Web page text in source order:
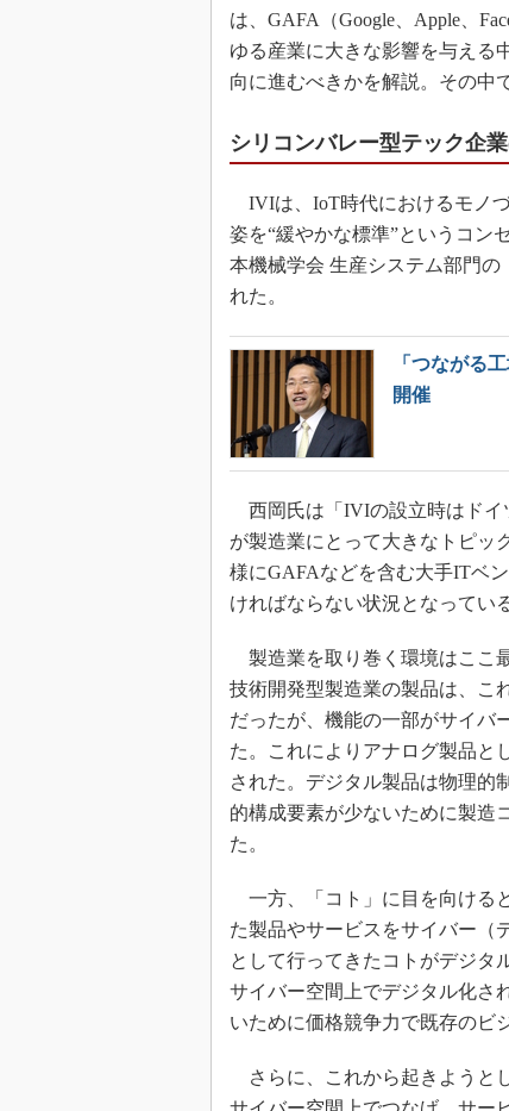
は、GAFA（Google、Apple、
ゆる産業に大きな影響を与える
向に進むべきかを解説。その中
シリコンバレー型テック企
IVIは、IoT時代におけるモノ
姿を“緩やかな標準”というコン
本機械学会 生産システム部門の
れた。
「つながる
開催
西岡氏は「IVIの設立時はドイ
が製造業にとって大きなトピッ
様にGAFAなどを含む大手ITベ
ければならない状況となってい
製造業を取り巻く環境はここ
技術開発型製造業の製品は、こ
だったが、機能の一部がサイバ
た。これによりアナログ製品と
された。デジタル製品は物理的
的構成要素が少ないために製造
た。
一方、「コト」に目を向ける
た製品やサービスをサイバー（
として行ってきたコトがデジタ
サイバー空間上でデジタル化さ
いために価格競争力で既存のビ
さらに、これから起きようと